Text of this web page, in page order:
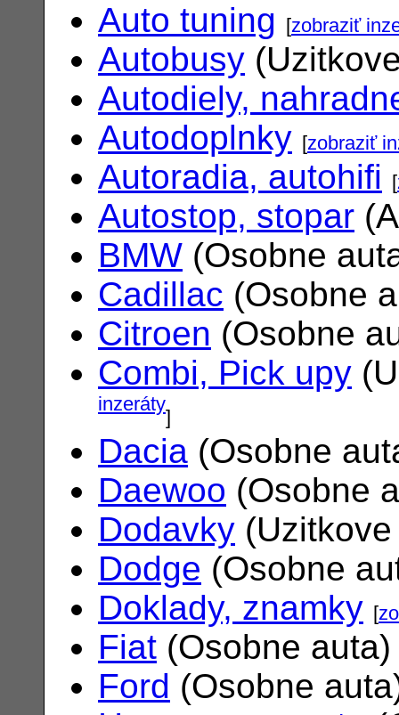
Auto tuning [zobraziť
Autobusy
Autodiely,
Autodoplnky [zobraziť
Autoradia, autohifi [
Autostop, stopar
BMW (Osobne
Cadillac (Osobne
Citroen (Osobne
Combi, Pick upy
inzeráty]
Dacia (Osobne
Daewoo (Osobne
Dodavky
Dodge (Osobne
Doklady, znamky [
Fiat (Osobne
Ford (Osobne